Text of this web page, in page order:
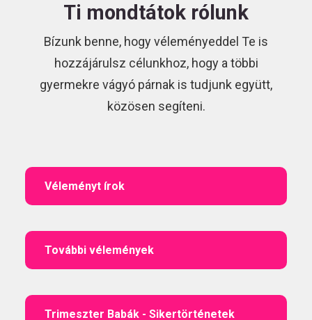
Ti mondtátok rólunk
Bízunk benne, hogy véleményeddel Te is
hozzájárulsz célunkhoz, hogy a többi
gyermekre vágyó párnak is tudjunk együtt,
közösen segíteni.
Véleményt írok
További vélemények
Trimeszter Babák - Sikertörténetek